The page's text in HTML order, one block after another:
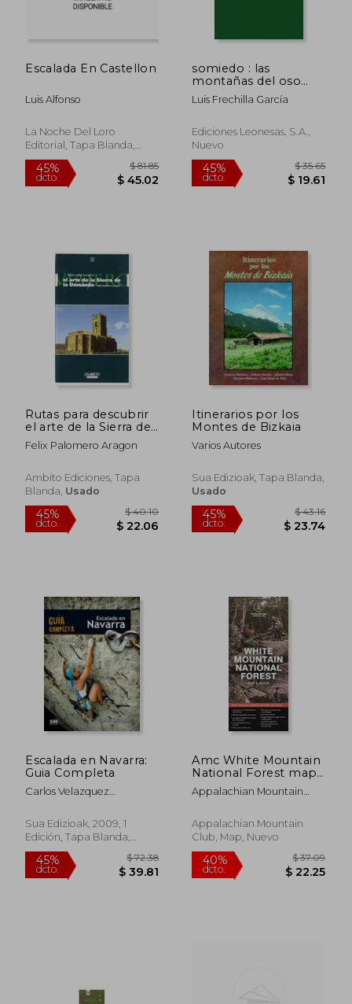
Escalada En Castellon
Luis Alfonso
La Noche Del Loro
Editorial, Tapa Blanda,
Nuevo
45%
dcto. $ 45.02
somiedo : las
montañas del oso
pardo
Luis Frechilla García
Ediciones Leonesas, S.a.,
Nuevo
45%
dcto.
Rutas para descubrir
el arte de la Sierra de
la demanda
Felix Palomero Aragon
Ambito Ediciones, Tapa
Blanda, Usado
Itinerarios por los
Montes de Bizkaia
Varios Autores
Sua Edizioak, Tapa Blanda,
Usado
Escalada en Navarra:
Guia Completa
Carlos Velazquez
Sua Edizioak, 2009, 1
Edición, Tapa Blanda,
Usado
Amc White Mountain
National Forest map
& Guide (en Inglés)
Appalachian Mountain
Appalachian Mountain
Club, Map, Nuevo